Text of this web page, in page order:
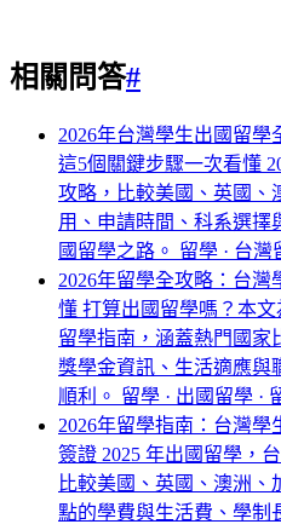
相關問答#
2026年台灣學生出國留學
這5個關鍵步驟一次看懂
攻略，比較美國、英國、
用、申請時間、科系選擇
國留學之路。 留學 · 台灣
2026年留學全攻略：台
懂 打算出國留學嗎？本
留學指南，涵蓋熱門國家
獎學金資訊、生活適應與
順利。 留學 · 出國留學 ·
2026年留學指南：台灣學
簽證 2025 年出國留學，
比較美國、英國、澳洲、
點的學費與生活費、學制